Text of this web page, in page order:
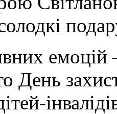
емоцій
День